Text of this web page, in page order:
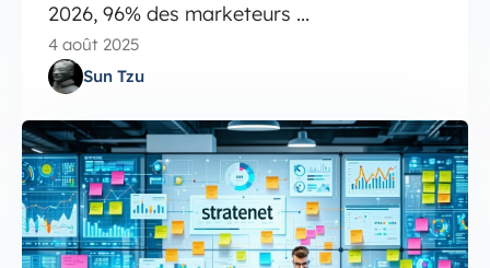
2026, 96% des marketeurs ...
4 août 2025
Sun Tzu